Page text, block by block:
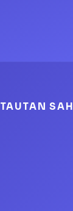
TAUTAN